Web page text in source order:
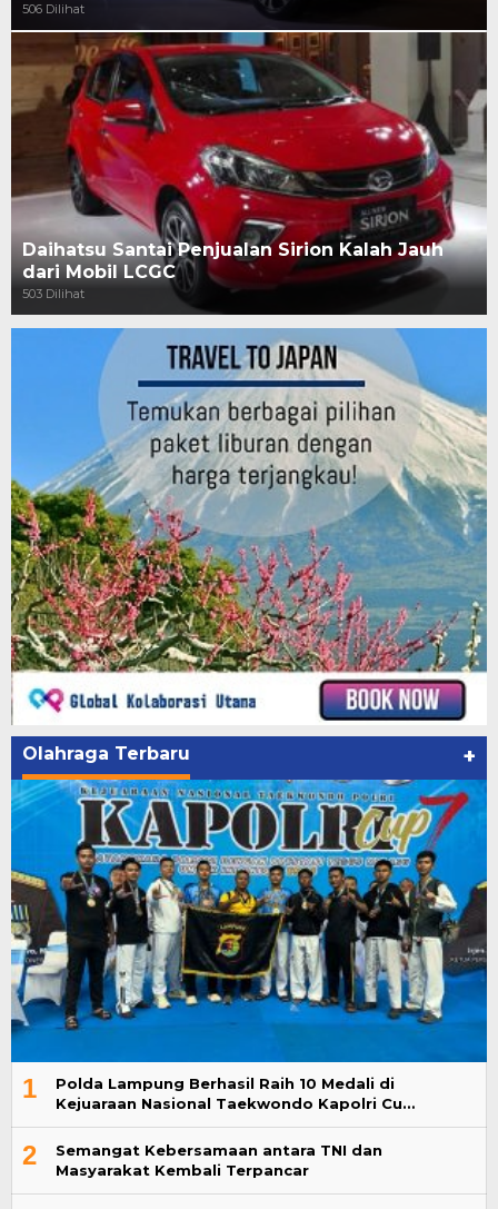
506 Dilihat
Daihatsu Santai Penjualan Sirion Kalah Jauh
dari Mobil LCGC
503 Dilihat
Olahraga Terbaru +
1
Polda Lampung Berhasil Raih 10 Medali di
Kejuaraan Nasional Taekwondo Kapolri Cu…
2
Semangat Kebersamaan antara TNI dan
Masyarakat Kembali Terpancar